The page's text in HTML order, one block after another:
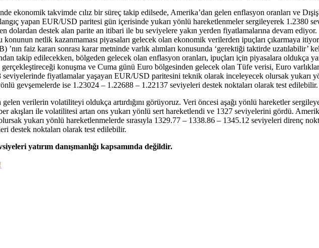
ekonomik takvimde cılız bir süreç takip edilsede, Amerika’dan gelen enflasyon oranları ve
yapan EUR/USD paritesi gün içerisinde yukarı yönlü hareketlenmeler sergileyerek 1.2380
dolardan destek alan parite an itibari ile bu seviyelere yakın yerden fiyatlamalarına devam
konunun netlik kazanmaması piyasaları gelecek olan ekonomik verilerden ipuçları çıkarmaya
faiz kararı sonrası karar metninde varlık alımları konusunda ‘gerektiği taktirde uzatılabilir’
takip edilecekken, bölgeden gelecek olan enflasyon oranları, ipuçları için piyasalara oldukça
konuşma ve Cuma günü Euro bölgesinden gelecek olan Tüfe verisi, Euro
seviyelerinde fiyatlamalar yaşayan EUR/USD paritesini teknik olarak inceleyecek olursak yukarı
gevşemelerde ise 1.23024 – 1.22688 – 1.22137 seviyeleri destek noktaları olarak test edilebilir.
gelen verilerin volatiliteyi oldukça artırdığını görüyoruz. Veri öncesi aşağı yönlü hareketler
akışları ile volatilitesi artan ons yukarı yönlü sert hareketlendi ve 1327 seviyelerini gördü.
yukarı yönlü hareketlenmelerde sırasıyla 1329.77 – 1338.86 – 1345.12 seviyeleri direnç
destek noktaları olarak test edilebilir.
yatırım danışmanlığı kapsamında değildir.